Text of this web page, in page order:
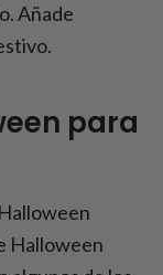
Añade
para
Halloween